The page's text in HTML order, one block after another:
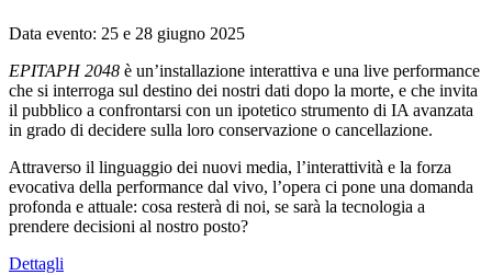
Data evento: 25 e 28 giugno 2025
EPITAPH 2048 è un’installazione interattiva e una live performance
che si interroga sul destino dei nostri dati dopo la morte, e che invita
il pubblico a confrontarsi con un ipotetico strumento di IA avanzata
in grado di decidere sulla loro conservazione o cancellazione.
Attraverso il linguaggio dei nuovi media, l’interattività e la forza
evocativa della performance dal vivo, l’opera ci pone una domanda
profonda e attuale: cosa resterà di noi, se sarà la tecnologia a
prendere decisioni al nostro posto?
Dettagli